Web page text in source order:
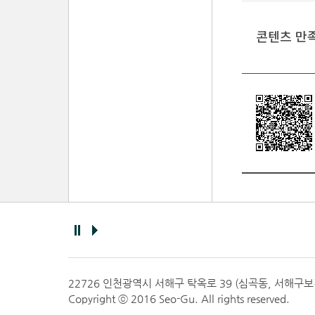
콘텐츠 만
22726 인천광역시 서해구 탁옥로 39 (심곡동, 서해구
Copyright ⓒ 2016 Seo-Gu. All rights reserved.